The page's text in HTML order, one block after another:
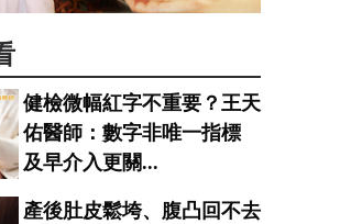
健檢微幅紅字不重要？王天
佑醫師：數字非唯一指標
及早介入更關...
產後肚皮鬆垮、腹凸回不去